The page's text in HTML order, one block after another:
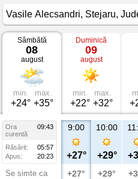
Vremea
Vasile
Alecsandri
Stejaru,
Județul
Tulcea
Sâmbătă
08
august
min.
+24°
max.
+35°
Duminică
09
august
min.
+22°
max.
+32°
Ora
09:43
curentă
Răsărit:
05:57
Apus:
20:23
Se simte ca
9:00
+27°
+27°
10:00
+29°
+29°